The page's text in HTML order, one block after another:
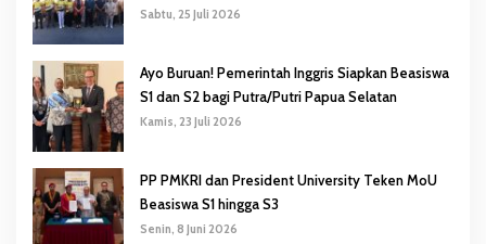
Sabtu, 25 Juli 2026
Ayo Buruan! Pemerintah Inggris Siapkan Beasiswa
S1 dan S2 bagi Putra/Putri Papua Selatan
Kamis, 23 Juli 2026
PP PMKRI dan President University Teken MoU
Beasiswa S1 hingga S3
Senin, 8 Juni 2026